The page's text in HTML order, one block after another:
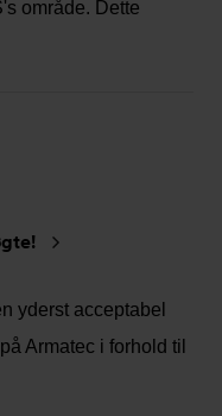
område. Dette
yderst acceptabel
Armatec i forhold til